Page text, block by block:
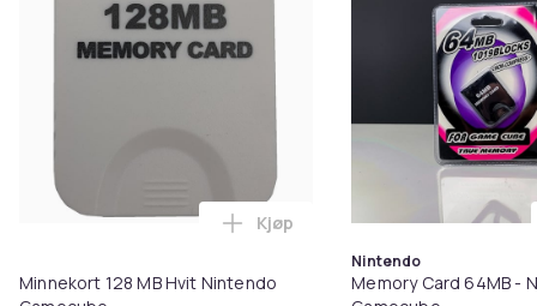
Minnekort 128 MB Hvit Nintendo
Legg Minnekort 128 MB Hvit
Kjøp
Nintendo
Memory Card 64MB -